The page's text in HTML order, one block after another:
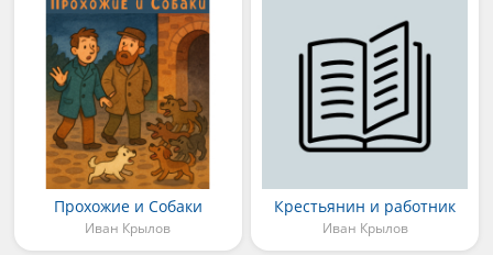
Прохожие и Собаки
Иван Крылов
Крестьянин и работник
Иван Крылов